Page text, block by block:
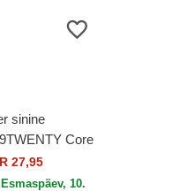
sinine
Core
York Mets MLB
27,95
Esmaspäev, 10.